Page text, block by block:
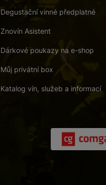
Degustační vinné předplatné
Znovín Asistent
Dárkové poukazy na e-shop
Můj privátní box
Katalog vín, služeb a informací